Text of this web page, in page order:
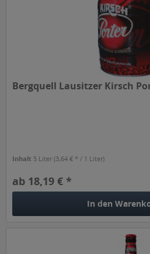
Bergquell Lausitzer Kirsch
Inhalt 5 Liter(3,64 € * / 1 Liter)
ab 18,19 € *
In den